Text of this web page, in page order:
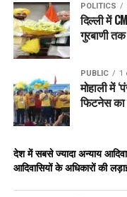
POLITICS
दिल्ली में
गुरबाणी
PUBLIC 1
मोहाली में
फिटनेस का
देश में सबसे ज्यादा अन्याय
आदिवासियों के अधिकारों की